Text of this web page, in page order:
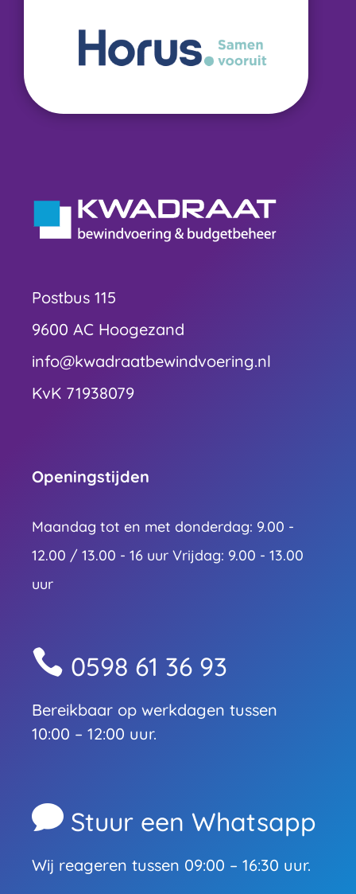
Postbus 115
9600 AC Hoogezand
info@kwadraatbewindvoering.nl
KvK 71938079
Openingstijden
Maandag tot en met donderdag: 9.00 -
12.00 / 13.00 - 16 uur Vrijdag: 9.00 - 13.00
uur
 0598 61 36 93
Bereikbaar op werkdagen tussen
10:00 – 12:00 uur.
 Stuur een Whatsapp
Wij reageren tussen 09:00 – 16:30 uur.